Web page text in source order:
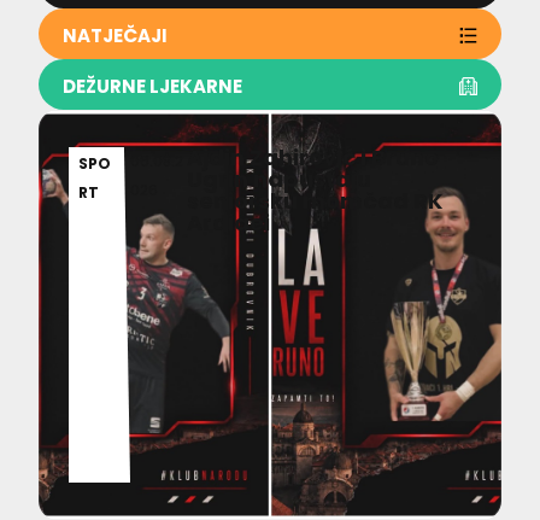
NATJEČAJI
DEŽURNE LJEKARNE
SPO
RT
Ajdin Zahirović i Bruno
Ugrin napuštaju
seniorsku momčad RK
Ardiaei